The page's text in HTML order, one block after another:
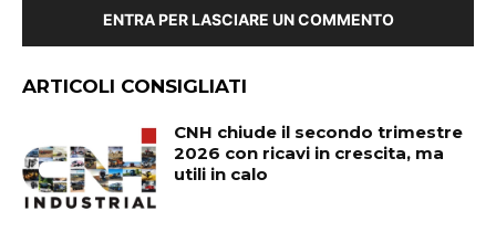
ENTRA PER LASCIARE UN COMMENTO
ARTICOLI CONSIGLIATI
CNH chiude il secondo trimestre
2026 con ricavi in crescita, ma
utili in calo